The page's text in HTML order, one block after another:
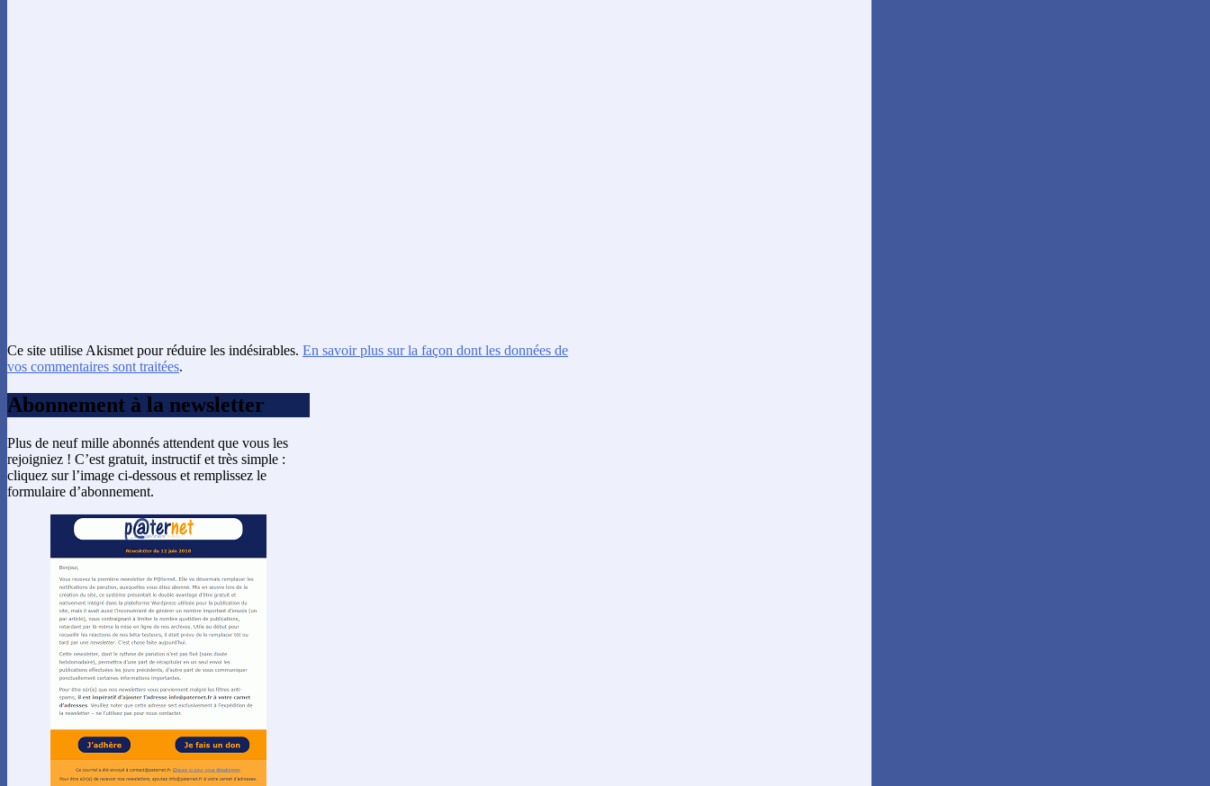
Ce site utilise Akismet pour réduire les indésirables. En savoir plus sur la façon dont les données de
vos commentaires sont traitées.
Abonnement à la newsletter
Plus de neuf mille abonnés attendent que vous les
rejoigniez ! C’est gratuit, instructif et très simple :
cliquez sur l’image ci-dessous et remplissez le
formulaire d’abonnement.